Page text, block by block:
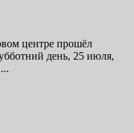
центре прошёл
день, 25 июля,